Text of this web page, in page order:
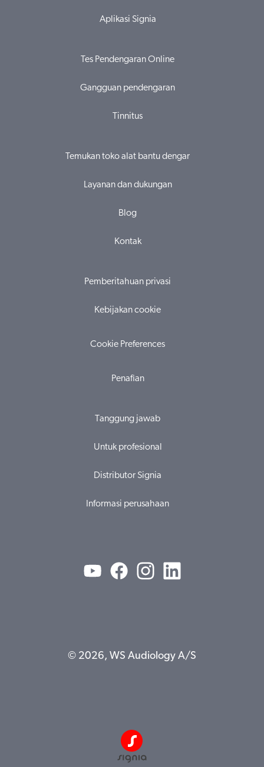
Aplikasi Signia
Tes Pendengaran Online
Gangguan pendengaran
Tinnitus
Temukan toko alat bantu dengar
Layanan dan dukungan
Blog
Kontak
Pemberitahuan privasi
Kebijakan cookie
Cookie Preferences
Penafian
Tanggung jawab
Untuk profesional
Distributor Signia
Informasi perusahaan
© 2026, WS Audiology A/S